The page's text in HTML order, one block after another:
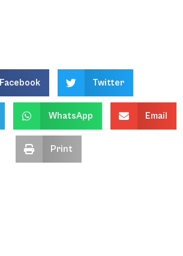
Facebook Twitter
WhatsApp Email
Print